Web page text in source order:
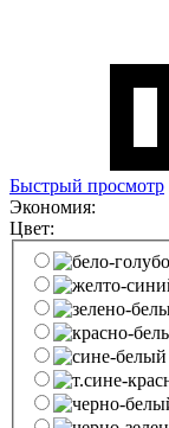
Быстрый просмотр
Экономия:
Цвет: